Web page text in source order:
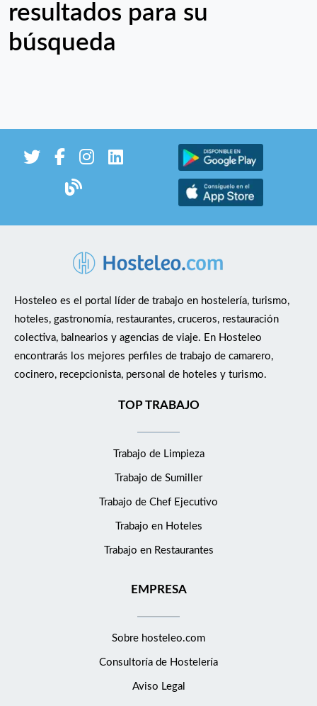
resultados para su
búsqueda
Hosteleo es el portal líder de trabajo en hostelería, turismo,
hoteles, gastronomía, restaurantes, cruceros, restauración
colectiva, balnearios y agencias de viaje. En Hosteleo
encontrarás los mejores perfiles de trabajo de camarero,
cocinero, recepcionista, personal de hoteles y turismo.
TOP TRABAJO
Trabajo de Limpieza
Trabajo de Sumiller
Trabajo de Chef Ejecutivo
Trabajo en Hoteles
Trabajo en Restaurantes
EMPRESA
Sobre hosteleo.com
Consultoría de Hostelería
Aviso Legal